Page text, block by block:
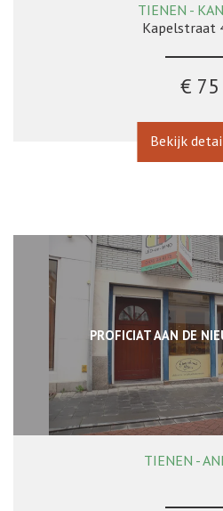
TIENEN -
Kapelstraat
€ 75
Bekijk
PROFICIAT AAN DE
50
TIENEN -